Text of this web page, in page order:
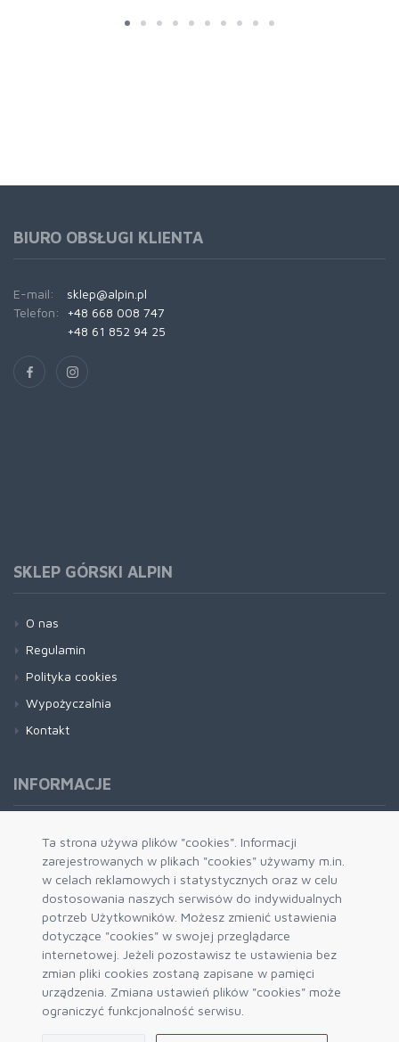
Ta strona używa plików "cookies". Informacji
zarejestrowanych w plikach "cookies" używamy m.in.
w celach reklamowych i statystycznych oraz w celu
dostosowania naszych serwisów do indywidualnych
potrzeb Użytkowników. Możesz zmienić ustawienia
dotyczące "cookies" w swojej przeglądarce
internetowej. Jeżeli pozostawisz te ustawienia bez
zmian pliki cookies zostaną zapisane w pamięci
urządzenia. Zmiana ustawień plików "cookies" może
ograniczyć funkcjonalność serwisu.
BIURO OBSŁUGI KLIENTA
E-mail:
sklep@alpin.pl
Telefon:
+48 668 008 747
+48 61 852 94 25
SKLEP GÓRSKI ALPIN
O nas
Regulamin
Polityka cookies
Wypożyczalnia
Kontakt
INFORMACJE
Formy płatności
Dostawa i wysyłka
Zwrot i wymiana
System rabatowy
Kody rabatowe
Blog